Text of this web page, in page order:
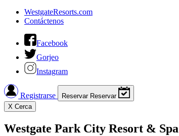
WestgateResorts.com
Contáctenos
Facebook
Gorjeo
Instagram
Registrarse Reservar Reservar
X Cerca
Westgate Park City Resort & Spa